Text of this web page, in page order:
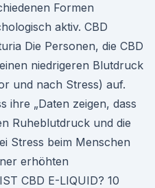
Formen
aktiv. CBD
Die Personen, die CBD
niedrigeren Blutdruck
und nach Stress) auf.
ihre „Daten zeigen, dass
Ruheblutdruck und die
Stress beim Menschen
erhöhten
CBD E-LIQUID? 10